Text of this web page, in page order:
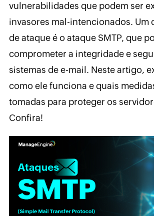
vulnerabilidades que podem ser
invasores mal-intencionados. Um
de ataque é o ataque SMTP, que
comprometer a integridade e
sistemas de e-mail. Neste artigo,
como ele funciona e quais
tomadas para proteger os
Confira!